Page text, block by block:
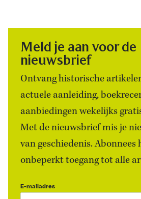
Meld je aan voor de
nieuwsbrief
Ontvang historische
actuele aanleiding,
aanbiedingen wekelijks
Met de nieuwsbrief mis je
van geschiedenis. Abonnees
onbeperkt toegang tot alle
E-mailadres